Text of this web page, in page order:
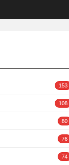
153
108
80
76
74